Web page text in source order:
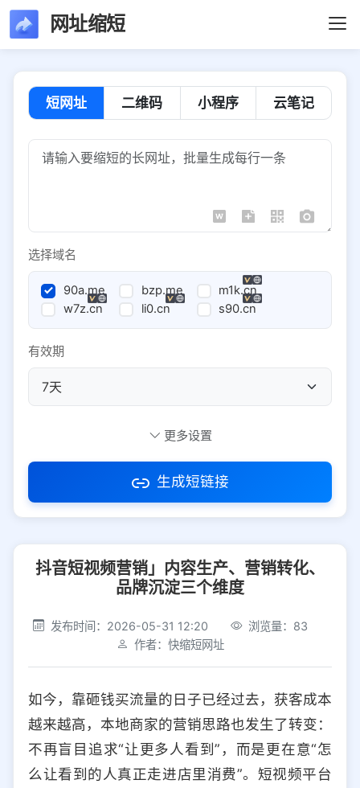
网址缩短
短网址 二维码 小程序 云笔记
选择域名
90a.me bzp.me
m1k.cn
w7z.cn
li0.cn s90.cn
有效期
访问密码
社交平台 电商平台
选择防红平台类型，避免链接被拦截
平台设置
iOS Android PC 其他
选择允许访问的平台类型
更多设置
生成短链接
抖音短视频营销」内容生产、营销转化、
品牌沉淀三个维度
发布时间：2026-05-31 12:20
浏览量：83
作者：快缩短网址
如今，靠砸钱买流量的日子已经过去，获客成本
越来越高，本地商家的营销思路也发生了转变：
不再盲目追求“让更多人看到”，而是更在意“怎
么让看到的人真正走进店里消费”。短视频平台